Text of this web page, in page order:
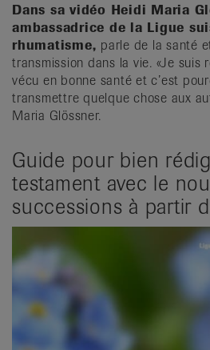
Dans sa vidéo Heidi Maria
ambassadrice de la Ligue
rhumatisme, parle de la santé
transmission dans la vie. «Je suis
vécu en bonne santé et c’est
transmettre quelque chose aux
Maria Glössner.
Guide pour bien
testament avec le
successions à partir